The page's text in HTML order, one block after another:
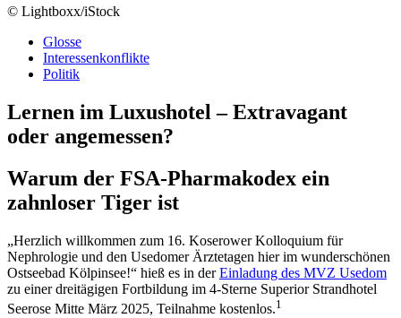
© Lightboxx/iStock
Glosse
Interessenkonflikte
Politik
Lernen im Luxushotel – Extravagant
oder angemessen?
Warum der FSA-Pharmakodex ein
zahnloser Tiger ist
„Herzlich willkommen zum 16. Koserower Kolloquium für
Nephrologie und den Usedomer Ärztetagen hier im wunderschönen
Ostseebad Kölpinsee!“ hieß es in derEinladung des MVZ Usedom
zu einer dreitägigen Fortbildung im 4-Sterne Superior Strandhotel
See­rose Mitte März 2025, Teilnahme kostenlos.1